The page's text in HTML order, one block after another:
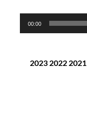
00:00
2021
2022
2023